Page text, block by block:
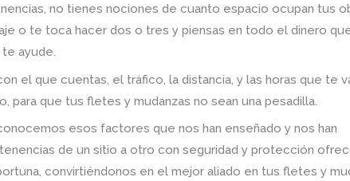
no tienes nociones de cuanto espacio ocupan tus
o te toca hacer dos o tres y piensas en todo el dinero
ayude.
el que cuentas, el tráfico, la distancia, y las horas que te
que tus fletes y mudanzas no sean una pesadilla.
esos factores que nos han enseñado y nos han
de un sitio a otro con seguridad y protección
convirtiéndonos en el mejor aliado en tus fletes y